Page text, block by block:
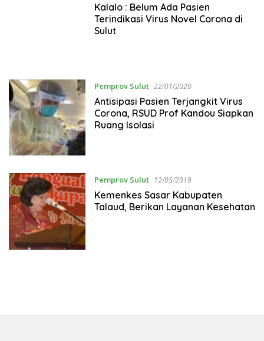
Kalalo : Belum Ada Pasien
Terindikasi Virus Novel Corona di
Sulut
Pemprov Sulut 22/01/2020
Antisipasi Pasien Terjangkit Virus
Corona, RSUD Prof Kandou Siapkan
Ruang Isolasi
Pemprov Sulut 12/05/2019
Kemenkes Sasar Kabupaten
Talaud, Berikan Layanan Kesehatan